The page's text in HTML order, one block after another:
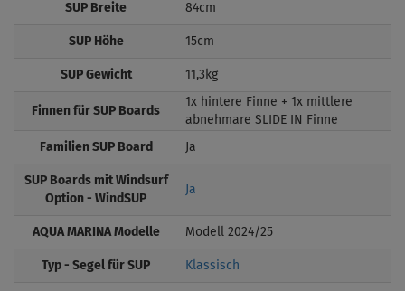
SUP Breite 84cm
SUP Höhe 15cm
SUP Gewicht 11,3kg
Finnen für SUP Boards
1x hintere Finne + 1x mittlere
abnehmare SLIDE IN Finne
Familien SUP Board Ja
SUP Boards mit Windsurf
Option - WindSUP
Ja
AQUA MARINA Modelle Modell 2024/25
Typ - Segel für SUP Klassisch